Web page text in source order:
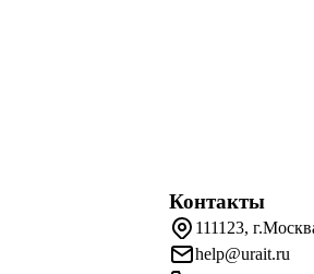
Контакты
111123,
help@urait.ru